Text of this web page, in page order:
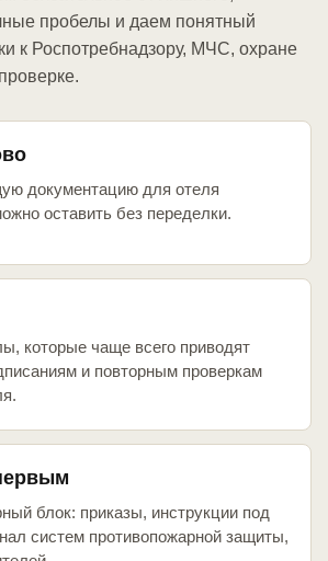
пробелы и даем понятный
к Роспотребнадзору, МЧС, охране
документацию для отеля
оставить без переделки.
которые чаще всего приводят
и повторным проверкам
блок: приказы, инструкции под
систем противопожарной защиты,